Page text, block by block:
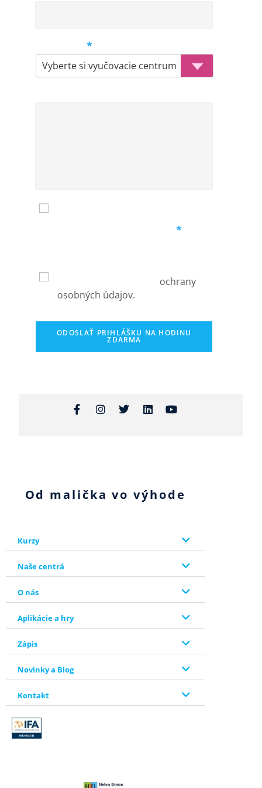
*
*
ochrany
osobných údajov.
ODOSLAŤ PRIHLÁŠKU NA HODINU
ZDARMA
Od malička vo výhode
Kurzy
Naše centrá
O nás
Aplikácie a hry
Zápis
Novinky a Blog
Kontakt